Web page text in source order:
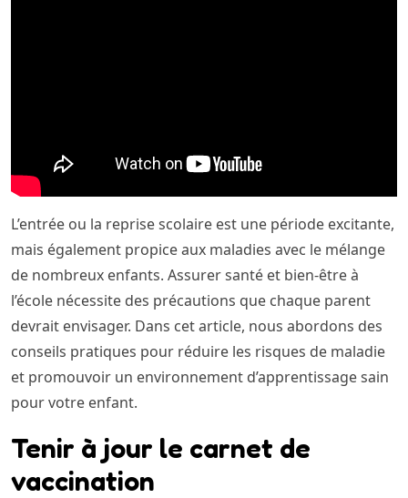
L’entrée ou la reprise scolaire est une période excitante,
mais également propice aux maladies avec le mélange
de nombreux enfants. Assurer santé et bien-être à
l’école nécessite des précautions que chaque parent
devrait envisager. Dans cet article, nous abordons des
conseils pratiques pour réduire les risques de maladie
et promouvoir un environnement d’apprentissage sain
pour votre enfant.
Tenir à jour le carnet de
vaccination